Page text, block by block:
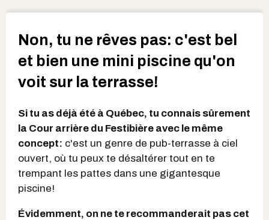
Non, tu ne rêves pas: c'est bel
et bien une mini piscine qu'on
voit sur la terrasse!
Si tu as déjà été à Québec, tu connais sûrement
la Cour arrière du Festibière avec le même
concept: c'est un genre de pub-terrasse à ciel
ouvert, où tu peux te désaltérer tout en te
trempant les pattes dans une gigantesque
piscine!
Évidemment, on ne te recommanderait pas cet